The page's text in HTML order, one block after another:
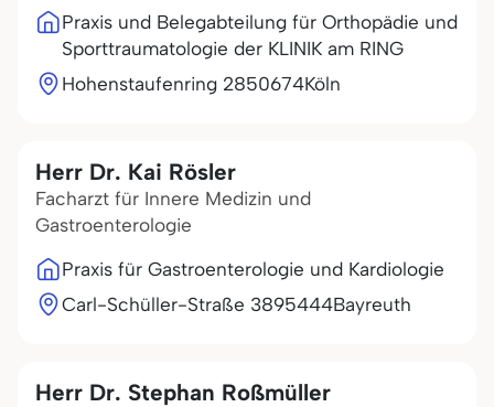
Praxis und Belegabteilung für Orthopädie und
Sporttraumatologie der KLINIK am RING
Hohenstaufenring 2850674Köln
Herr Dr. Kai Rösler
Facharzt für Innere Medizin und
Gastroenterologie
Praxis für Gastroenterologie und Kardiologie
Carl-Schüller-Straße 3895444Bayreuth
Herr Dr. Stephan Roßmüller